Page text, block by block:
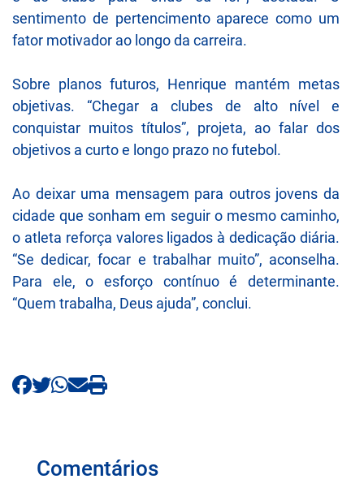
sentimento de pertencimento aparece como um
fator motivador ao longo da carreira.
Sobre planos futuros, Henrique mantém metas
objetivas. “Chegar a clubes de alto nível e
conquistar muitos títulos”, projeta, ao falar dos
objetivos a curto e longo prazo no futebol.
Ao deixar uma mensagem para outros jovens da
cidade que sonham em seguir o mesmo caminho,
o atleta reforça valores ligados à dedicação diária.
“Se dedicar, focar e trabalhar muito”, aconselha.
Para ele, o esforço contínuo é determinante.
“Quem trabalha, Deus ajuda”, conclui.
Comentários